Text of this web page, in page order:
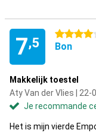
7,5
4 étoiles
Bon
Makkelijk toestel
Aty Van der Vlies | 22-
Je recommande
Het is mijn vierde